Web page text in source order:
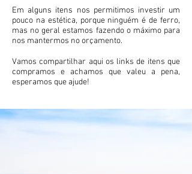
Em alguns itens nos permitimos investir um
pouco na estética, porque ninguém é de ferro,
mas no geral estamos fazendo o máximo para
nos mantermos no orçamento.
Vamos compartilhar aqui os links de itens que
compramos e achamos que valeu a pena,
esperamos que ajude!